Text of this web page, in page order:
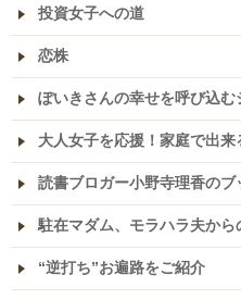
投資女子への道
恋株
ぽいきさんの幸せを呼び込む
大人女子を応援！家庭で出来
読書ブロガー小野寺理香のブ
駐在マダム、モラハラ夫から
“逆打ち”お遍路をご紹介